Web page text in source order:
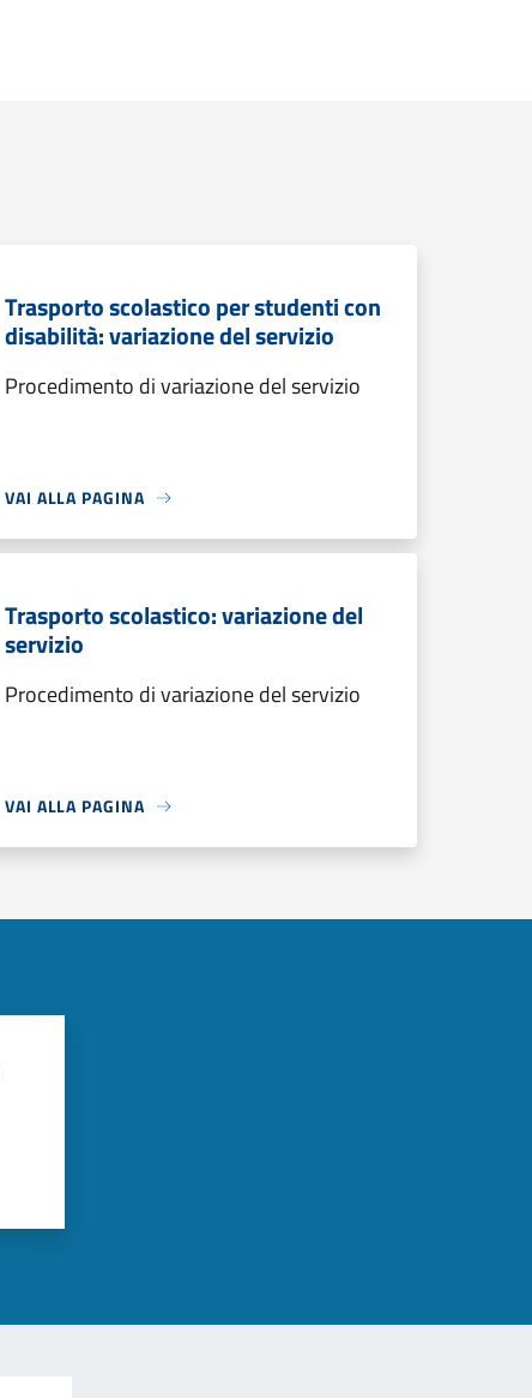
Trasporto scolastico per studenti con
disabilità: variazione del servizio
Procedimento di variazione del servizio
VAI ALLA PAGINA
Trasporto scolastico: variazione del
servizio
Procedimento di variazione del servizio
VAI ALLA PAGINA